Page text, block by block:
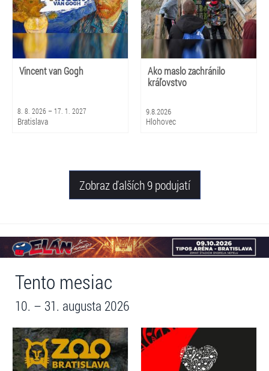
Vincent van Gogh
8. 8. 2026 – 17. 1. 2027
Bratislava
Ako maslo zachránilo
kráľovstvo
9.8.2026
Hlohovec
Zobraz ďalších 9 podujatí
Tento mesiac
10. – 31. augusta 2026